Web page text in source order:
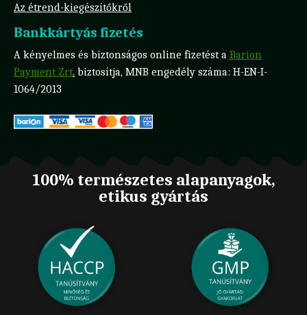
Az étrend-kiegészítőkről
Bankkártyás fizetés
A kényelmes és biztonságos online fizetést a Barion
Payment Zrt. biztosítja, MNB engedély száma: H-EN-I-
1064/2013
100% természetes alapanyagok,
etikus gyártás